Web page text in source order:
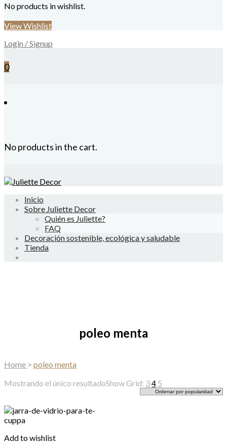
No products in wishlist.
View Wishlist
Login / Signup
0
No products in the cart.
Inicio
Sobre Juliette Decor
Quién es Juliette?
FAQ
Decoración sostenible, ecológica y saludable
Tienda
poleo menta
Home > poleo menta
Mostrando el único resultadoShow Grid: 34 5
Add to wishlist